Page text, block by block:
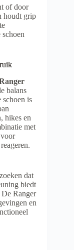
of door
houdt grip
balans
schoen is
hikes en
met
dat
biedt
Ranger
en